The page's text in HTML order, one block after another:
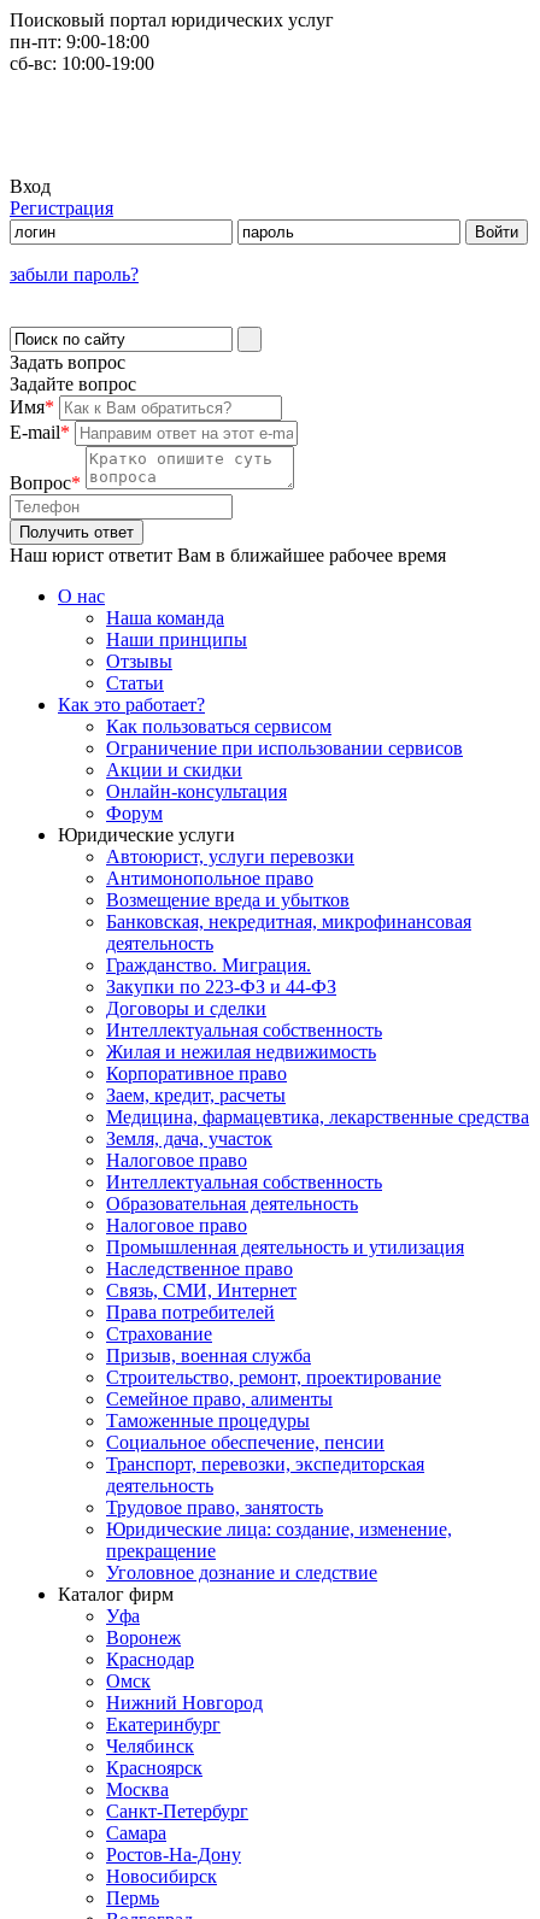
Поисковый портал юридических услуг
пн-пт: 9:00-18:00
сб-вс: 10:00-19:00
Вход
Регистрация
забыли пароль?
Задать вопрос
Задайте вопрос
Имя*
E-mail*
Вопрос*
Наш юрист ответит Вам в ближайшее рабочее время
О нас
Наша команда
Наши принципы
Отзывы
Статьи
Как это работает?
Как пользоваться сервисом
Ограничение при использовании сервисов
Акции и скидки
Онлайн-консультация
Форум
Юридические услуги
Автоюрист, услуги перевозки
Антимонопольное право
Возмещение вреда и убытков
Банковская, некредитная, микрофинансовая
деятельность
Гражданство. Миграция.
Закупки по 223-ФЗ и 44-ФЗ
Договоры и сделки
Интеллектуальная собственность
Жилая и нежилая недвижимость
Корпоративное право
Заем, кредит, расчеты
Медицина, фармацевтика, лекарственные средства
Земля, дача, участок
Налоговое право
Интеллектуальная собственность
Образовательная деятельность
Налоговое право
Промышленная деятельность и утилизация
Наследственное право
Связь, СМИ, Интернет
Права потребителей
Страхование
Призыв, военная служба
Строительство, ремонт, проектирование
Семейное право, алименты
Таможенные процедуры
Социальное обеспечение, пенсии
Транспорт, перевозки, экспедиторская
деятельность
Трудовое право, занятость
Юридические лица: создание, изменение,
прекращение
Уголовное дознание и следствие
Каталог фирм
Уфа
Воронеж
Краснодар
Омск
Нижний Новгород
Екатеринбург
Челябинск
Красноярск
Москва
Санкт-Петербург
Самара
Ростов-На-Дону
Новосибирск
Пермь